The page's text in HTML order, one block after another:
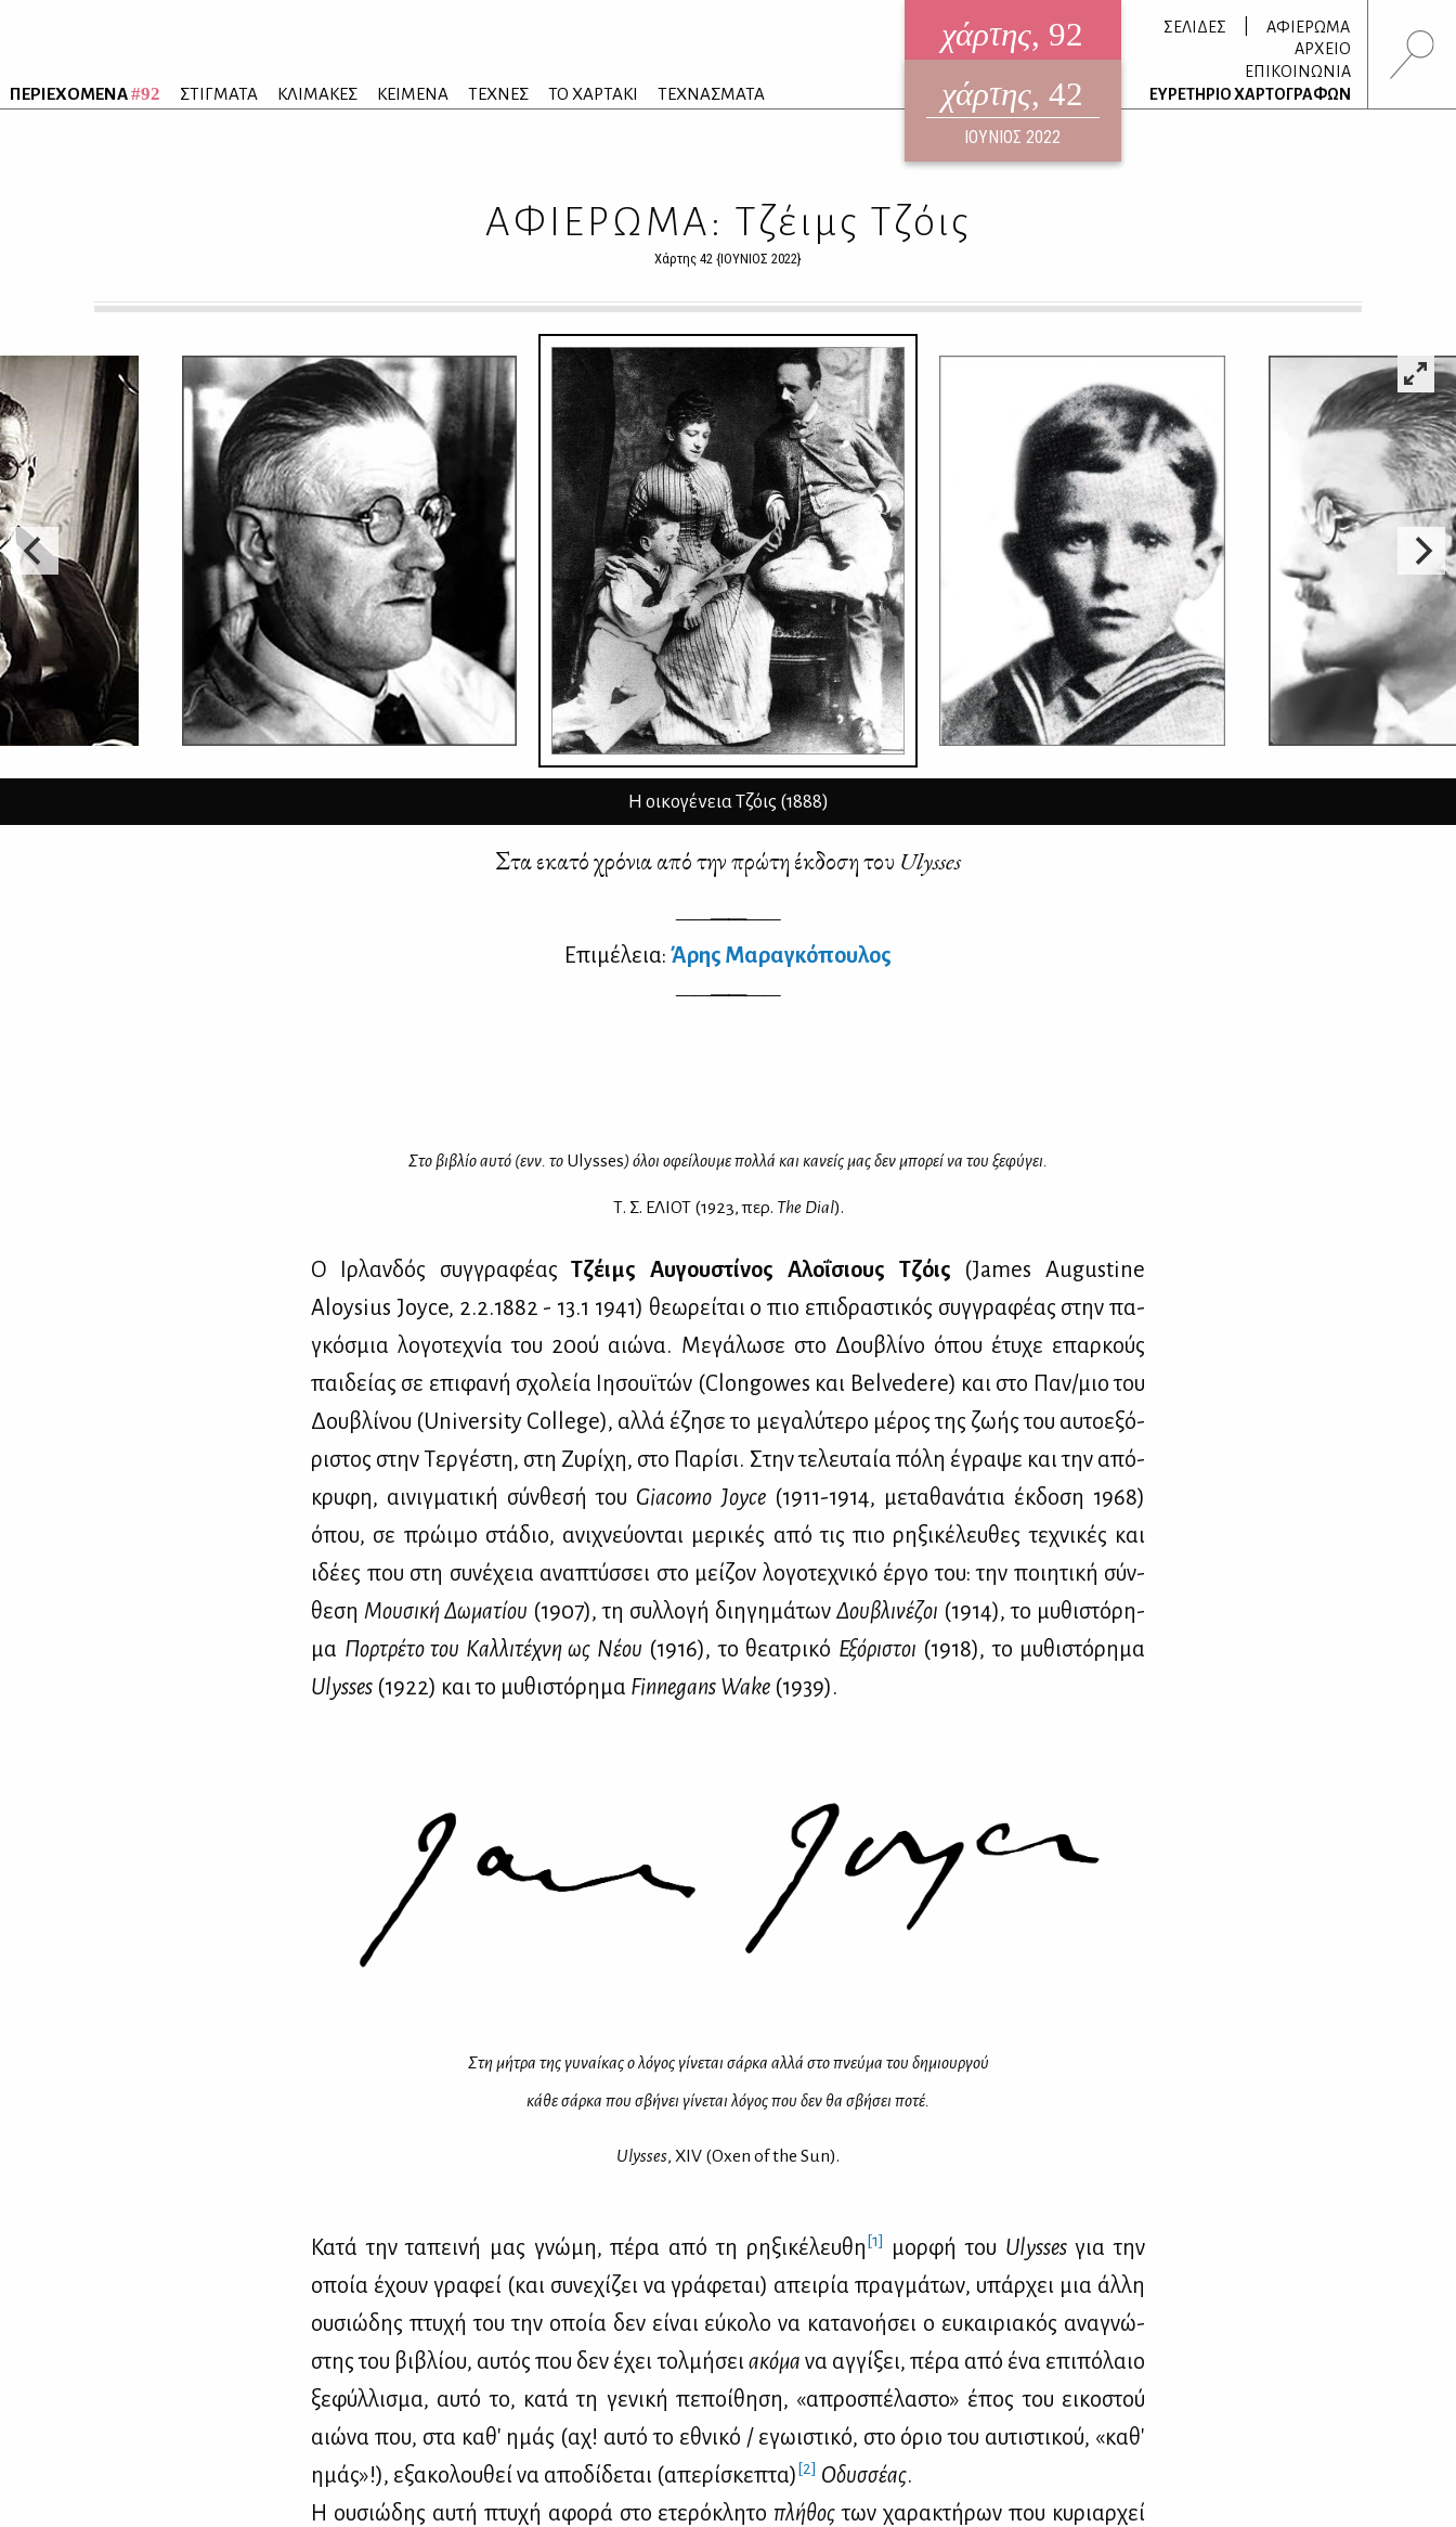
ΠΕΡΙΕΧΟΜΕΝΑ#92 ΣΤΙΓΜΑΤΑ ΚΛΙΜΑΚΕΣ ΚΕΙΜΕΝΑ ΤΕΧΝΕΣ ΤΟ ΧΑΡΤΑΚΙ ΤΕΧΝΑΣΜΑΤΑ
χάρτης, 92
ηλεκτρονικό περιοδικό
ΑΥΓΟΥΣΤΟΣ 2026
χάρτης, 42
ΙΟΥΝΙΟΣ 2022
ΣΕΛΙΔΕΣ
ΑΦΙΕΡΩΜΑ
ΑΡΧΕΙΟ
ΕΠΙΚΟΙΝΩΝΙΑ
ΕΥΡΕΤΗΡΙΟ ΧΑΡΤΟΓΡΑΦΩΝ
ΑΦΙΕΡΩΜΑ: Τζέιμς Τζόις
Χάρτης 42 {ΙΟΥΝΙΟΣ 2022}
Η οικογένεια Τζόις (1888)
Στα εκα­τό χρό­νια από την πρώ­τη έκ­δο­ση του Ulysses
——————
Επι­μέ­λεια: Άρης Μα­ρα­γκό­που­λος
——————
Στο βι­βλίο αυ­τό (ενν. το Ulysses) όλοι οφεί­λου­με πολ­λά και κα­νείς μας δεν μπο­ρεί να του ξε­φύ­γει.
Τ. Σ. ΕΛIOT (1923, περ. The Dial).
Ο Ιρ­λαν­δός συγ­γρα­φέ­αςΤζέιμς Αυ­γου­στί­νος Αλο­ΐ­σιους Τζόις (James Augustine
Aloysius Joyce, 2.2.1882 - 13.1 1941) θε­ω­ρεί­ται ο πιο επι­δρα­στι­κός συγ­γρα­φέ­ας στην πα­
γκό­σμια λο­γο­τε­χνία του 20ού αιώ­να. Με­γά­λω­σε στο Δου­βλί­νο όπου έτυ­χε επαρ­κούς
παι­δεί­ας σε επι­φα­νή σχο­λεία Ιη­σου­ϊ­τών (Clongowes και Belvedere) και στο Παν/μιο του
Δου­βλί­νου (University College), αλ­λά έζη­σε το με­γα­λύ­τε­ρο μέ­ρος της ζω­ής του αυ­το­ε­ξό­
ρι­στος στην Τερ­γέ­στη, στη Ζυ­ρί­χη, στο Πα­ρί­σι. Στην τε­λευ­ταία πό­λη έγρα­ψε και την από­
κρυ­φη, αι­νιγ­μα­τι­κή σύν­θε­σή του Giacomo Joyce(1911-1914, με­τα­θα­νά­τια έκ­δο­ση 1968)
όπου, σε πρώ­ι­μο στά­διο, ανι­χνεύ­ο­νται με­ρι­κές από τις πιο ρη­ξι­κέ­λευ­θες τε­χνι­κές και
ιδέ­ες που στη συ­νέ­χεια ανα­πτύσ­σει στο μεί­ζον λο­γο­τε­χνι­κό έρ­γο του: την ποι­η­τι­κή σύν­
θε­ση Μου­σι­κή Δω­μα­τί­ου (1907), τη συλ­λο­γή δι­η­γη­μά­των Δου­βλι­νέ­ζοι (1914), το μυ­θι­στό­ρη­
μα Πορ­τρέ­το του Καλ­λι­τέ­χνη ως Νέ­ου (1916), το θε­α­τρι­κό Εξό­ρι­στοι (1918), το μυ­θι­στό­ρη­μα
Ulysses (1922) και το μυ­θι­στό­ρη­μα Finnegans Wake (1939).
Στη μή­τρα της γυ­ναί­κας ο λό­γος γί­νε­ται σάρ­κα αλ­λά στο πνεύ­μα του δη­μιουρ­γού
κά­θε σάρ­κα που σβή­νει γί­νε­ται λό­γος που δεν θα σβή­σει πο­τέ.
Ulysses, XIV (Oxen of the Sun).
Κα­τά την τα­πει­νή μας γνώ­μη, πέ­ρα από τη ρη­ξι­κέ­λευ­θη [1] μορ­φή του Ulyssesγια την
οποία έχουν γρα­φεί (και συ­νε­χί­ζει να γρά­φε­ται) απει­ρία πραγ­μά­των, υπάρ­χει μια άλ­λη
ου­σιώ­δης πτυ­χή του την οποία δεν εί­ναι εύ­κο­λο να κα­τα­νο­ή­σει ο ευ­και­ρια­κός ανα­γνώ­
στης του βι­βλί­ου, αυ­τός που δεν έχει τολ­μή­σει ακό­μα να αγ­γί­ξει, πέ­ρα από ένα επι­πό­λαιο
ξε­φύλ­λι­σμα, αυ­τό το, κα­τά τη γε­νι­κή πε­ποί­θη­ση, «απρο­σπέ­λα­στο» έπος του ει­κο­στού
αιώ­να που, στα κα­θ' ημάς (αχ! αυ­τό το εθνι­κό / εγω­ι­στι­κό, στο όριο του αυ­τι­στι­κού, «κα­θ'
ημάς»!), εξα­κο­λου­θεί να απο­δί­δε­ται (απε­ρί­σκε­πτα) [2] Οδυσ­σέ­ας.
Η ου­σιώ­δης αυ­τή πτυ­χή αφο­ρά στο ετε­ρό­κλη­τοπλή­θος των χα­ρα­κτή­ρων που κυ­ριαρ­χεί